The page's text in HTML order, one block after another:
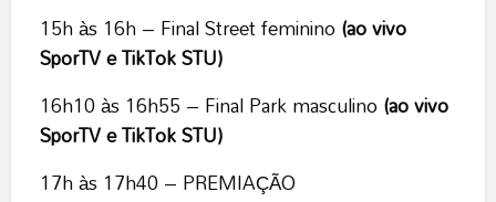
15h às 16h – Final Street feminino (ao vivo
SporTV e TikTok STU)
16h10 às 16h55 – Final Park masculino (ao vivo
SporTV e TikTok STU)
17h às 17h40 – PREMIAÇÃO